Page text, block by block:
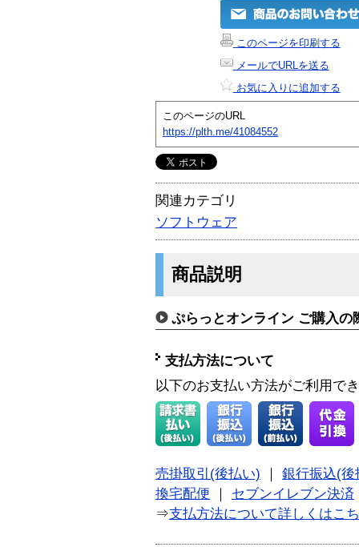
このページを印刷する
メールでURLを送る
お気に入りに追加する
このページのURL
https://plth.me/41084552
関連カテゴリ
ソフトウェア
商品説明
ぷらっとオンライン ご購入の
支払方法について
以下のお支払い方法がご利用で
売掛取引(後払い)
銀行振込(後
換宅配便
セブンイレブン決済
⇒支払方法について詳しくはこ